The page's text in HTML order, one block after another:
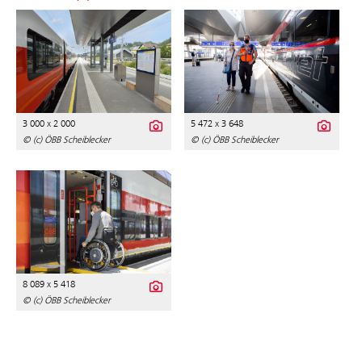
3 000 x 2 000
© (c) ÖBB Scheiblecker
5 472 x 3 648
© (c) ÖBB Scheiblecker
8 089 x 5 418
© (c) ÖBB Scheiblecker